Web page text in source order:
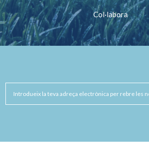
Col·labora